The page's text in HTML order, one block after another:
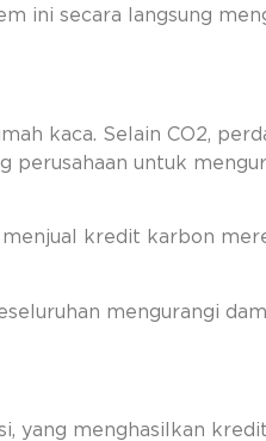
ini secara langsung
kaca. Selain CO2,
perusahaan untuk
kredit karbon
mengurangi
yang menghasilkan